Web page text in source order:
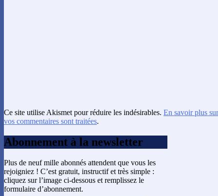
Ce site utilise Akismet pour réduire les indésirables. En savoir plus
vos commentaires sont traitées.
Abonnement à la newsletter
Plus de neuf mille abonnés attendent que vous les
rejoigniez ! C’est gratuit, instructif et très simple :
cliquez sur l’image ci-dessous et remplissez le
formulaire d’abonnement.